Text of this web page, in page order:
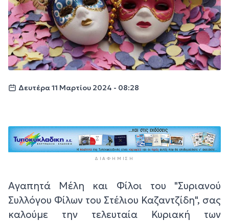
Δευτέρα 11 Μαρτίου 2024 - 08:28
ΔΙΑΦΉΜΙΣΗ
Αγαπητά Μέλη και Φίλοι του "Συριανού
Συλλόγου Φίλων του Στέλιου Καζαντζίδη", σας
καλούμε την τελευταία Κυριακή των